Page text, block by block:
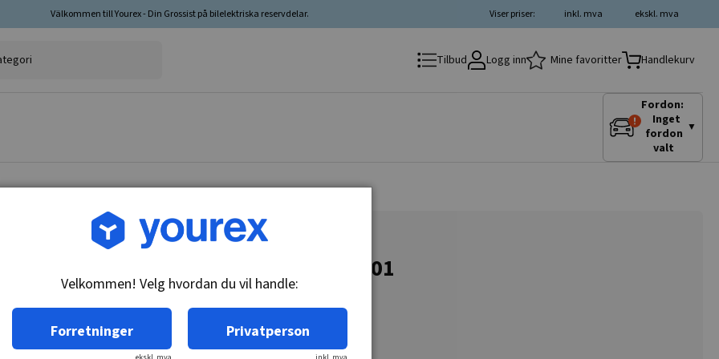
Välkommen till Yourex - Din Grossist på bilelektriska reservdelar. ekskl. mva
inkl. mva
Viser priser:
Tilbud Logg inn Mine favoritter Handlekurv
Fordon:
Inget
fordon
valt
▼
Varenr.: 10-251-0801
Drev 9 k, Denso 028300-0801
Velkommen! Velg hvordan du vil handle:
Forretninger Privatperson